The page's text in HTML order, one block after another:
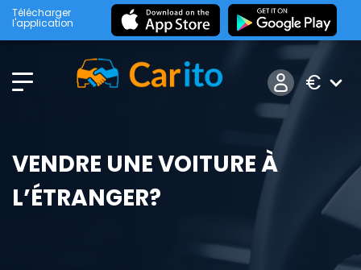
Télécharger
l'application
€
VENDRE UNE VOITURE À
L’ÉTRANGER?